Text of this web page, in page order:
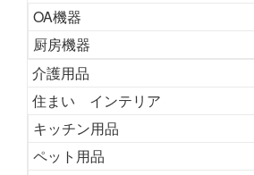
OA機器
厨房機器
介護用品
住まい インテリア
キッチン用品
ペット用品